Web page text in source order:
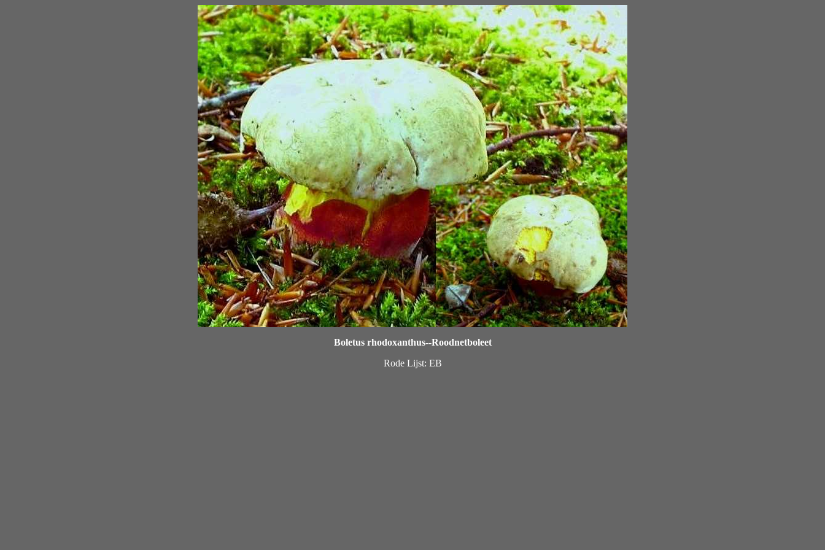
Boletus rhodoxanthus--Roodnetboleet
Rode Lijst: EB